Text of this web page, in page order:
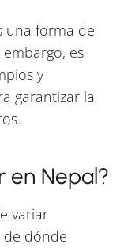
una forma de
es
y
garantizar la
en Nepal?
variar
dónde